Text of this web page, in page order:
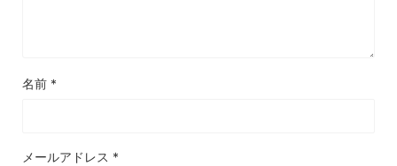
名前 *
メールアドレス *